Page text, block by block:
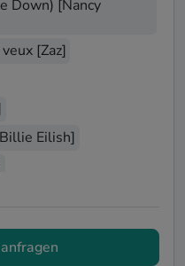
und geselliger. Sie
Änderungen
hat. Wir waren
sie jederzeit
Dank nochmal!
Down) [Nancy
veux [Zaz]
Eilish]
Number [Larkly]